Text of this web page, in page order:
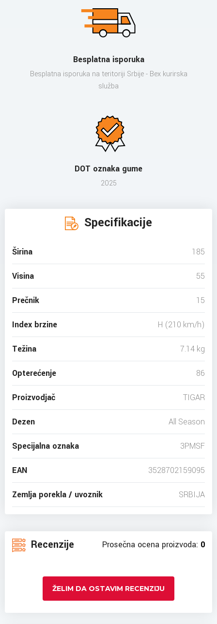
Besplatna isporuka
Besplatna isporuka na teritoriji Srbije - Bex kurirska
služba
DOT oznaka gume
2025
Specifikacije
Širina 185
Visina 55
Prečnik 15
Index brzine H (210 km/h)
Težina 7.14 kg
Opterećenje 86
Proizvodjač TIGAR
Dezen All Season
Specijalna oznaka 3PMSF
EAN 3528702159095
Zemlja porekla / uvoznik SRBIJA
Recenzije Prosečna ocena proizvoda: 0
ŽELIM DA OSTAVIM RECENZIJU